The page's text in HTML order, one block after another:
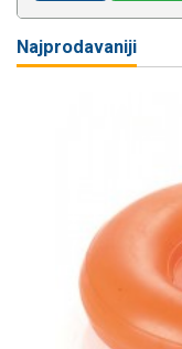
Najprodavaniji